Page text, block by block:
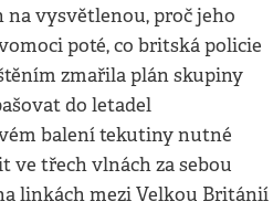
na vysvětlenou, proč jeho
poté, co britská policie
zmařila plán skupiny
do letadel
balení tekutiny nutné
ve třech vlnách za sebou
linkách mezi Velkou Británií